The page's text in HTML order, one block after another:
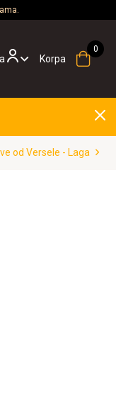
Korpa
od Versele - Laga